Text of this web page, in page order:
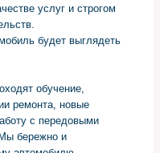
услуг и строгом
будет выглядеть
обучение,
ремонта, новые
с передовыми
бережно и